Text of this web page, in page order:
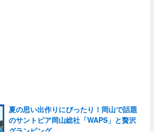
夏の思い出作りにぴったり！岡山で話題
のサントピア岡山総社「WAPS」と贅沢